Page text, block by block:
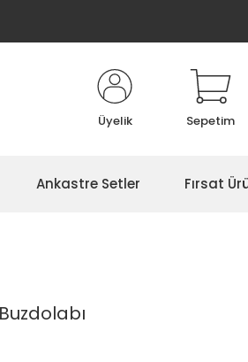
Üyelik Sepetim
Ankastre Setler Fırsat